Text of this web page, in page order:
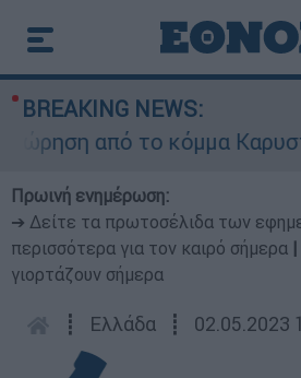
BREAKING NEWS:
από το κόμμα
Πρωινή ενημέρωση:
➔ Δείτε τα πρωτοσέλιδα των
περισσότερα για τον καιρό σήμερα
γιορτάζουν σήμερα
┋ Ελλάδα ┋ 02.05.2023